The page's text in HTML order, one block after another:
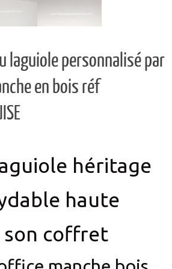
laguiole personnalisé par
en bois réf
héritage
haute
coffret